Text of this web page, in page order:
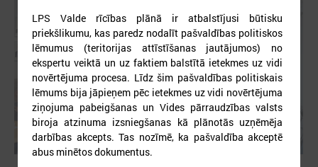
LPS Valde rīcības plānā ir atbalstījusi būtisku
priekšlikumu, kas paredz nodalīt pašvaldības politiskos
lēmumus (teritorijas attīstīšanas jautājumos) no
ekspertu veiktā un uz faktiem balstītā ietekmes uz vidi
novērtējuma procesa. Līdz šim pašvaldības politiskais
lēmums bija jāpieņem pēc ietekmes uz vidi novērtējuma
ziņojuma pabeigšanas un Vides pārraudzības valsts
biroja atzinuma izsniegšanas kā plānotās uzņēmēja
darbības akcepts. Tas nozīmē, ka pašvaldība akceptē
abus minētos dokumentus.